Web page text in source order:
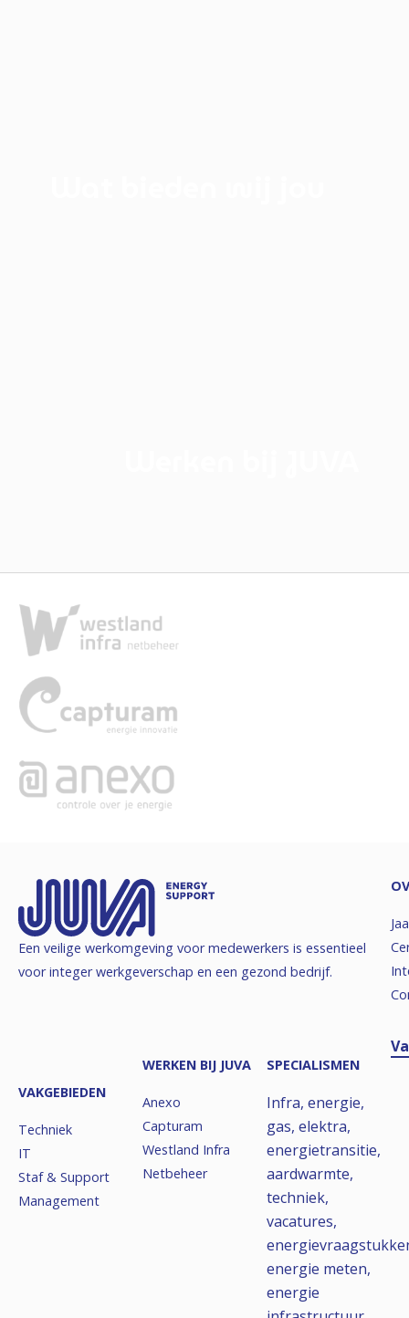
Een veilige werkomgeving voor medewerkers is essentieel
voor integer werkgeverschap en een gezond bedrijf.
VAKGEBIEDEN
Techniek
IT
Staf & Support
Management
WERKEN BIJ JUVA
Anexo
Capturam
Westland Infra
Netbeheer
SPECIALISMEN
Infra, energie,
gas, elektra,
energietransitie,
aardwarmte,
techniek,
vacatures,
energie meten,
energie